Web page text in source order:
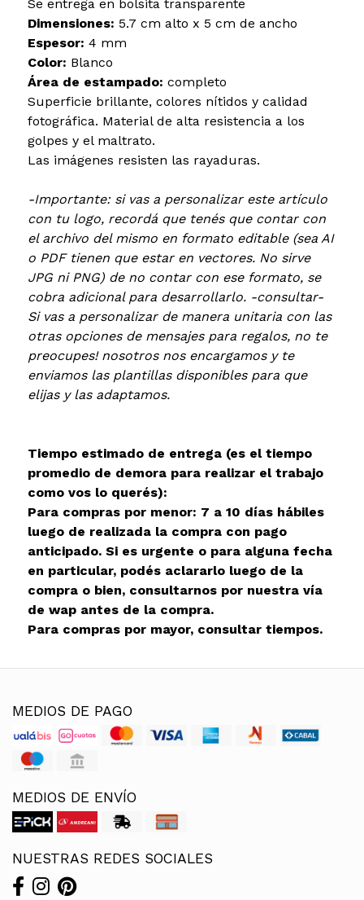
Se entrega en bolsita transparente
Dimensiones: 5.7 cm alto x 5 cm de ancho
Espesor: 4 mm
Color: Blanco
Área de estampado: completo
Superficie brillante, colores nítidos y calidad
fotográfica. Material de alta resistencia a los
golpes y el maltrato.
Las imágenes resisten las rayaduras.
-Importante: si vas a personalizar este artículo
con tu logo, recordá que tenés que contar con
el archivo del mismo en formato editable (sea AI
o PDF tienen que estar en vectores. No sirve
JPG ni PNG) de no contar con ese formato, se
cobra adicional para desarrollarlo. -consultar-
Si vas a personalizar de manera unitaria con las
otras opciones de mensajes para regalos, no te
preocupes! nosotros nos encargamos y te
enviamos las plantillas disponibles para que
elijas y las adaptamos.
Tiempo estimado de entrega (es el tiempo
promedio de demora para realizar el trabajo
como vos lo querés):
Para compras por menor: 7 a 10 días hábiles
luego de realizada la compra con pago
anticipado. Si es urgente o para alguna fecha
en particular, podés aclararlo luego de la
compra o bien, consultarnos por nuestra vía
de wap antes de la compra.
Para compras por mayor, consultar tiempos.
MEDIOS DE PAGO
MEDIOS DE ENVÍO
NUESTRAS REDES SOCIALES